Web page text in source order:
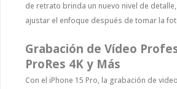
de retrato brinda un nuevo nivel de
ajustar el enfoque después de tomar la
Grabación de Vídeo
ProRes 4K y Más
Con el iPhone 15 Pro, la grabación de